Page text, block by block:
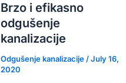
Brzo i efikasno
odgušenje
kanalizacije
Odgušenje kanalizacije/July 16,
2020